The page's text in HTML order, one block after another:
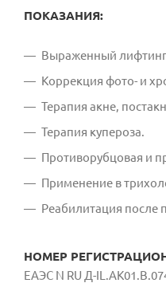
ПОКАЗАНИЯ:
Выраженный лифтинг
Коррекция фото- и
Терапия акне,
Терапия купероза.
Противорубцовая и
Применение в
Реабилитация после
НОМЕР
ЕАЭС N RU Д-